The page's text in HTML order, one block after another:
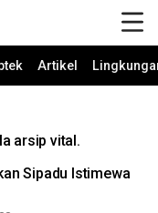
Artikel
arsip vital.
Sipadu Istimewa